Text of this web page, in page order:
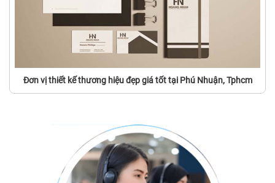
Đơn vị thiết kế thương hiệu đẹp giá tốt tại Phú Nhuận, Tphcm